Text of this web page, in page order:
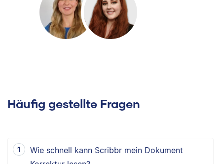
Häufig gestellte Fragen
Wie schnell kann Scribbr mein Dokument